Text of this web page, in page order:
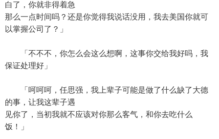
白了，你就非得着急
那么一点时间吗？还是你觉得我说话没用，我去美国你就可
以掌握公司了？」
「不不不，你怎么会这么想啊，这事你交给我好吗，我
保证处理好」
「呵呵呵，任思强，我上辈子可能是做了什么缺了大德
的事，让我这辈子遇
见你了，当初我就不应该对你那么客气，和你去吃什么
饭！」